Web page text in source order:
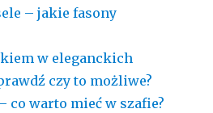
– jakie fasony
w eleganckich
czy to możliwe?
co warto mieć w szafie?